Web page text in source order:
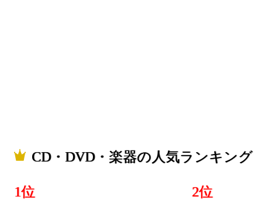
CD・DVD・楽器の人気ランキング
1位 2位